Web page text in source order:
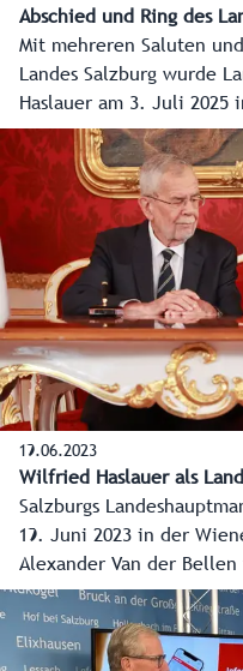
Abschied und Ring des
Mit mehreren Saluten
Landes Salzburg wurde
Haslauer am 3. Juli
Landeshauptfrau
Landesregierung hatten
allerersten Sitzung
19.06.2023
Wilfried Haslauer als
Salzburgs
19. Juni 2023 in der
Alexander Van der
dritte Angelobung für